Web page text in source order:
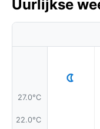
Uurlijkse
27.0°C
22.0°C